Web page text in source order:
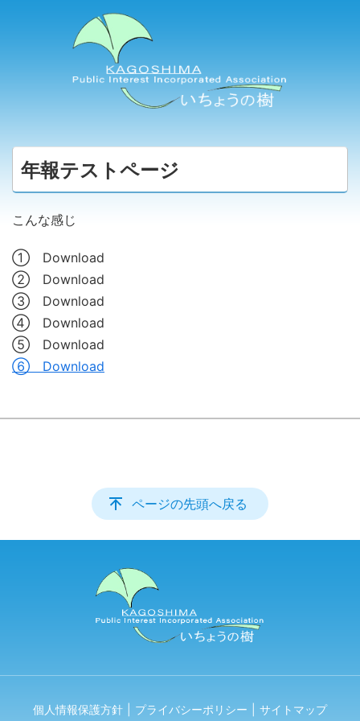
年報テストページ
こんな感じ
① Download
② Download
③ Download
④ Download
⑤ Download
⑥ Download
ページの先頭へ戻る
個人情報保護方針 プライバシーポリシー サイトマップ